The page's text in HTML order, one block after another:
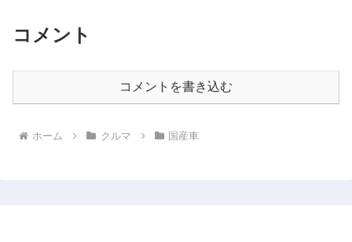
コメント
コメントを書き込む
ホーム クルマ 国産車